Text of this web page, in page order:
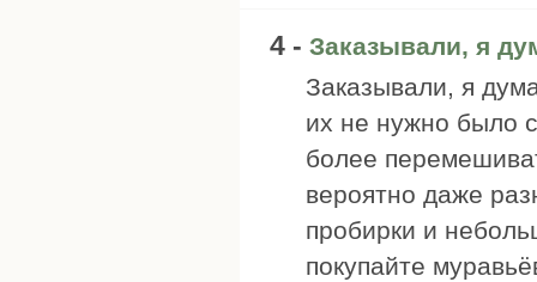
4 - Заказывали, я
Заказывали, я
их не нужно было
более
вероятно даже
пробирки и
покупайте